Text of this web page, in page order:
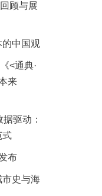
顾与展
的中国观
<通典·
来
驱动：
式
布
市史与海